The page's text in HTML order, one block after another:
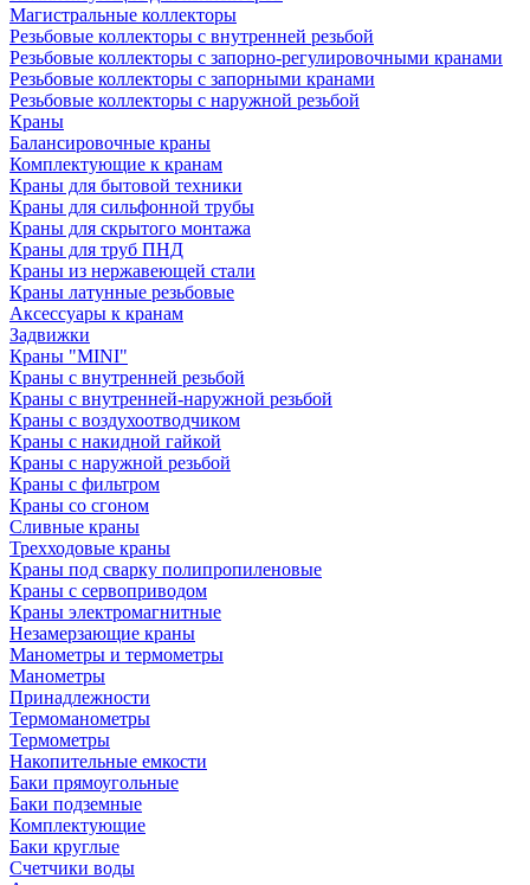
Магистральные коллекторы
Резьбовые коллекторы с внутренней резьбой
Резьбовые коллекторы с запорно-регулировочными кранами
Резьбовые коллекторы с запорными кранами
Резьбовые коллекторы с наружной резьбой
Краны
Балансировочные краны
Комплектующие к кранам
Краны для бытовой техники
Краны для сильфонной трубы
Краны для скрытого монтажа
Краны для труб ПНД
Краны из нержавеющей стали
Краны латунные резьбовые
Аксессуары к кранам
Задвижки
Краны "MINI"
Краны с внутренней резьбой
Краны с внутренней-наружной резьбой
Краны с воздухоотводчиком
Краны с накидной гайкой
Краны с наружной резьбой
Краны с фильтром
Краны со сгоном
Сливные краны
Трехходовые краны
Краны под сварку полипропиленовые
Краны с сервоприводом
Краны электромагнитные
Незамерзающие краны
Манометры и термометры
Манометры
Принадлежности
Термоманометры
Термометры
Накопительные емкости
Баки прямоугольные
Баки подземные
Комплектующие
Баки круглые
Счетчики воды